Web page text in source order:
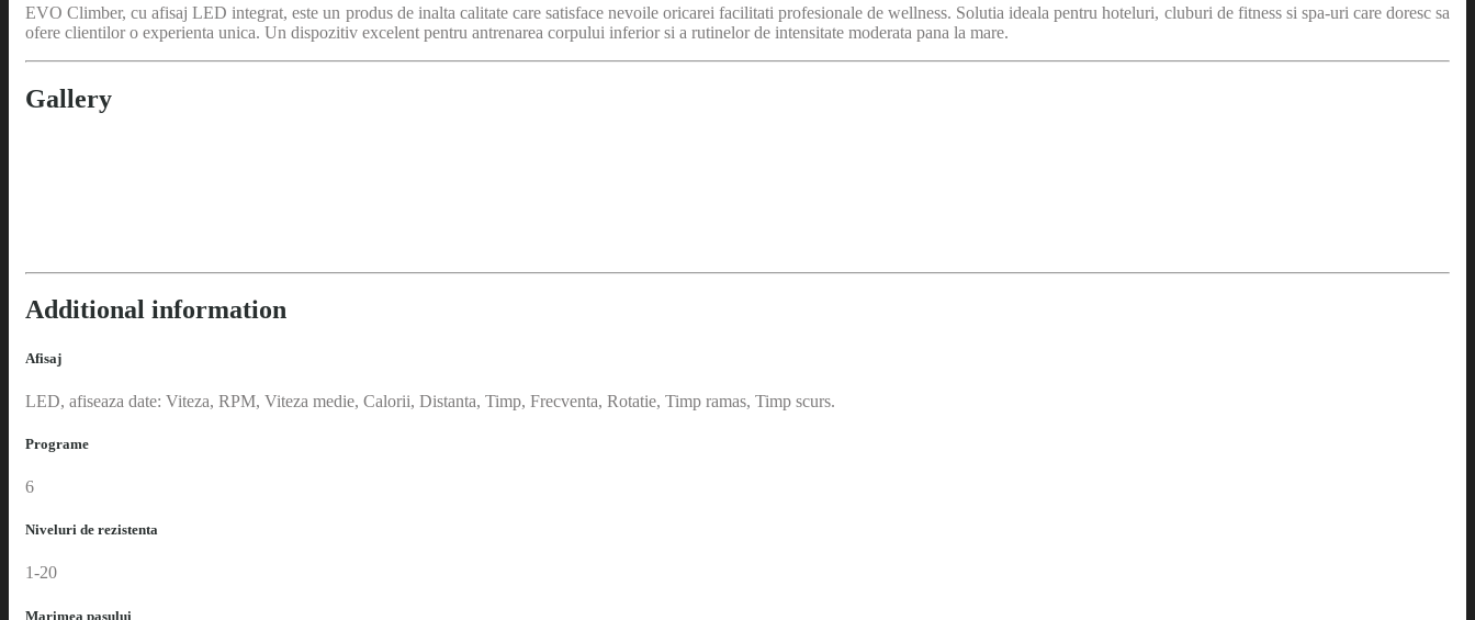
EVO Climber, cu afisaj LED integrat, este un produs de inalta calitate care satisface nevoile oricarei facilitati profesionale de wellness. Solutia ideala pentru hoteluri, cluburi de fitness si spa-uri care doresc sa
ofere clientilor o experienta unica. Un dispozitiv excelent pentru antrenarea corpului inferior si a rutinelor de intensitate moderata pana la mare.
Gallery
Additional information
Afisaj
LED, afiseaza date: Viteza, RPM, Viteza medie, Calorii, Distanta, Timp, Frecventa, Rotatie, Timp ramas, Timp scurs.
Programe
6
Niveluri de rezistenta
1-20
Marimea pasului